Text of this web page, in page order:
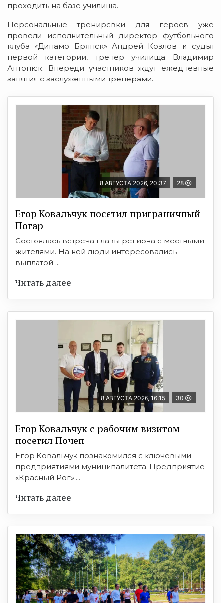
проходить на базе училища.
Персональные тренировки для героев уже
провели исполнительный директор футбольного
клуба «Динамо Брянск» Андрей Козлов и судья
первой категории, тренер училища Владимир
Антонюк. Впереди участников ждут ежедневные
занятия с заслуженными тренерами.
8 АВГУСТА 2026, 20:37 28
Егор Ковальчук посетил приграничный
Погар
Состоялась встреча главы региона с местными
жителями. На ней люди интересовались
выплатой ...
Читать далее
8 АВГУСТА 2026, 16:15 30
Егор Ковальчук с рабочим визитом
посетил Почеп
Егор Ковальчук познакомился с ключевыми
предприятиями муниципалитета. Предприятие
«Красный Рог» ...
Читать далее